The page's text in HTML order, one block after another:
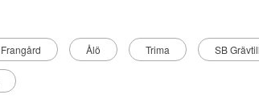
Frangård Ålö Trima SB